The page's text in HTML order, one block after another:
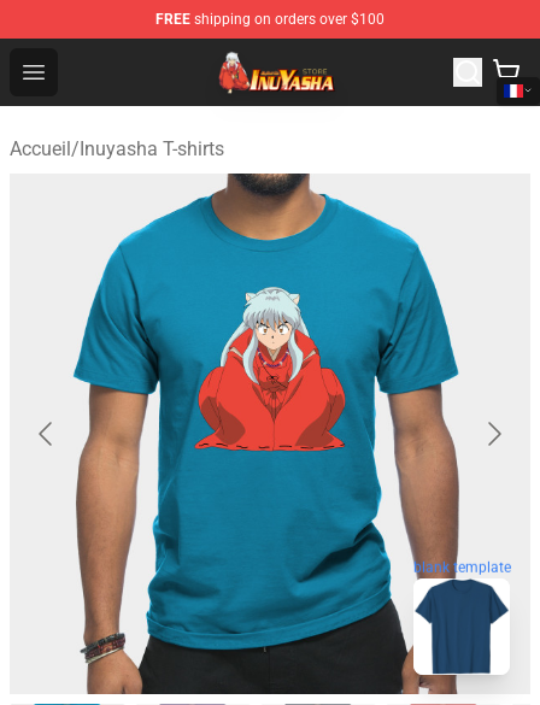
FREE shipping on orders over $100
Open menu
Inuyasha Store - Official Inuyasha Merchandise Shop
Accueil/Inuyasha T-shirts
blank template